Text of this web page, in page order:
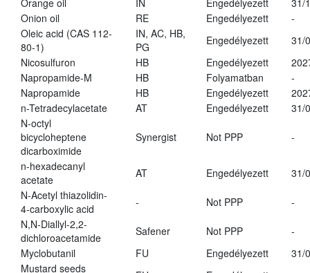
Orange oil
IN Engedélyezett
31/
Onion oil
RE Engedélyezett
-
Oleic acid (CAS 112-
80-1)
IN, AC, HB,
PG
Engedélyezett
31/
Nicosulfuron
HB Engedélyezett
Napropamide-M
HB Folyamatban
-
Napropamide
HB Engedélyezett
n-Tetradecylacetate
AT Engedélyezett
31/
N-octyl
bicycloheptene
dicarboximide
Synergist Not PPP -
n-hexadecanyl
acetate
AT Engedélyezett
31/
N-Acetyl thiazolidin-
4-carboxylic acid
- Not PPP
-
N,N-Diallyl-2,2-
dichloroacetamide
Safener Not PPP
-
Myclobutanil
FU Engedélyezett
31/
Mustard seeds